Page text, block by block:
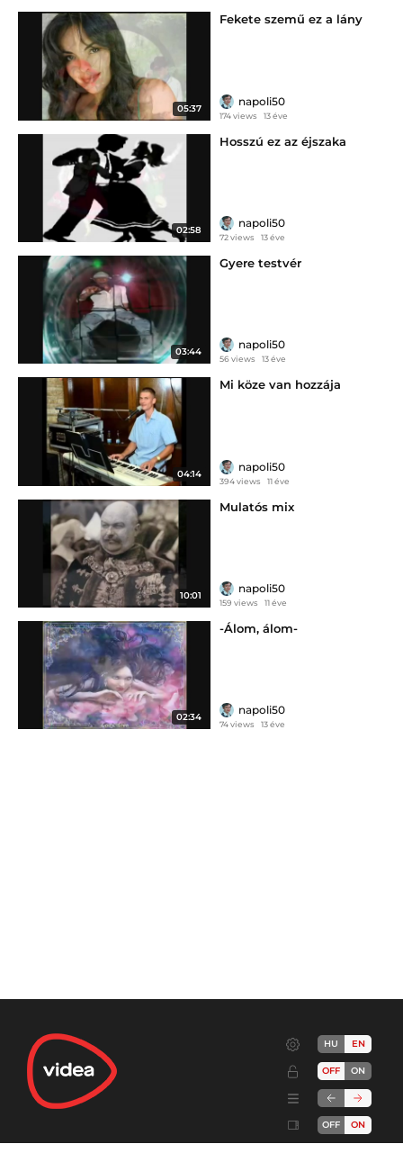
05:37
Fekete szemű ez a lány
napoli50
174 views 13 éve
02:58
Hosszú ez az éjszaka
napoli50
72 views 13 éve
03:44
Gyere testvér
napoli50
56 views 13 éve
04:14
Mi köze van hozzája
napoli50
394 views 11 éve
10:01
Mulatós mix
napoli50
159 views 11 éve
02:34
-Álom, álom-
napoli50
74 views 13 éve
HU EN
OFF ON
OFF ON